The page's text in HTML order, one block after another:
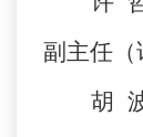
副主任（
胡